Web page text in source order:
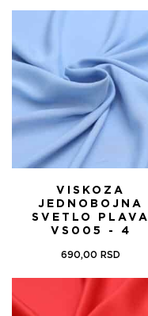
VISKOZA
JEDNOBOJNA
SVETLO PLAVA
VS005 - 4
690,00 RSD